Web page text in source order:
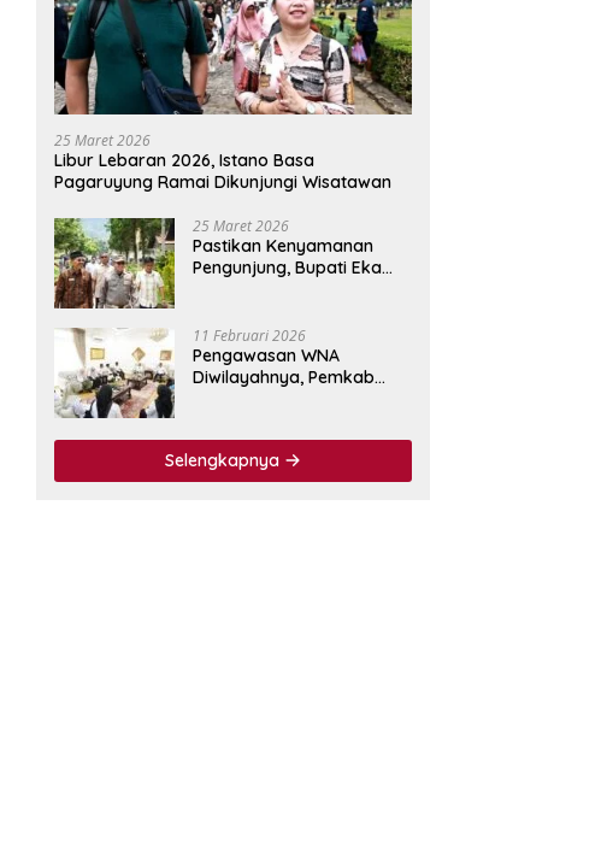
25 Maret 2026
Libur Lebaran 2026, Istano Basa
Pagaruyung Ramai Dikunjungi Wisatawan
25 Maret 2026
Pastikan Kenyamanan
Pengunjung, Bupati Eka
Pagaruyuang
11 Februari 2026
Pengawasan WNA
Diwilayahnya, Pemkab
Imigrasi Kelas I Non TPI
Agam
Selengkapnya